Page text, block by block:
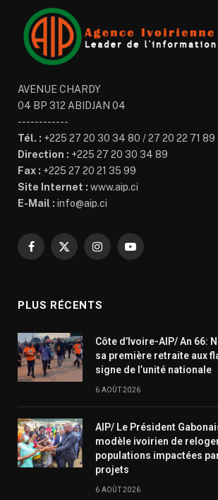
AVENUE CHARDY
04 BP 312 ABIDJAN 04
------------
Tél. : +225 27 20 30 34 80 / 27 20 22 71 89
Direction : +225 27 20 30 34 89
Fax : +225 27 20 21 35 99
Site Internet : www.aip.ci
E-Mail : info@aip.ci
Facebook
X
InstagramYouTube
PLUS RÉCENTS
Côte d’Ivoire-AIP/ An 66:
sa première retraite aux
signe de l’unité nationale
6 AOÛT 2026
AIP/ Le Président
modèle ivoirien de
populations impactées
projets
6 AOÛT 2026